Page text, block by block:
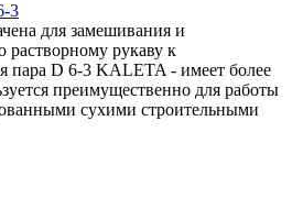
3
для замешивания и
растворному рукаву к
пара D 6-3 KALETA - имеет более
преимущественно для работы
сухими строительными